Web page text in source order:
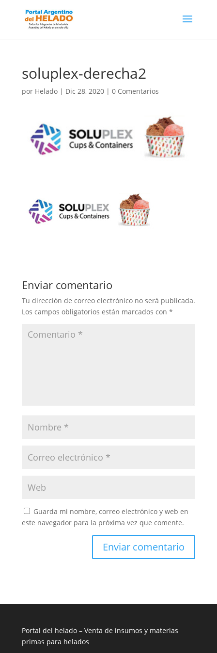
soluplex-derecha2
por Helado| Dic 28, 2020| 0 Comentarios
Enviar comentario
Tu dirección de correo electrónico no será publicada.
Los campos obligatorios están marcados con *
Guarda mi nombre, correo electrónico y web en
este navegador para la próxima vez que comente.
Portal del helado – Venta de insumos y materias
primas para helados